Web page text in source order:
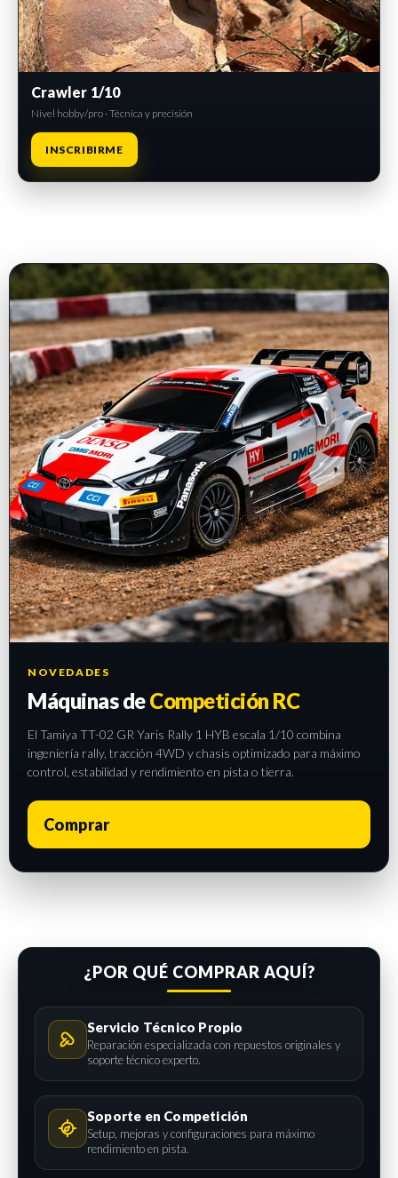
Crawler 1/10
Nivel hobby/pro · Técnica y precisión
INSCRIBIRME
NOVEDADES
Máquinas deCompetición RC
El Tamiya TT-02 GR Yaris Rally 1 HYB escala 1/10 combina
ingeniería rally, tracción 4WD y chasis optimizado para máximo
control, estabilidad y rendimiento en pista o tierra.
Comprar
¿POR QUÉ COMPRAR AQUÍ?
Servicio Técnico Propio
Reparación especializada con repuestos originales y
soporte técnico experto.
Soporte en Competición
Setup, mejoras y configuraciones para máximo
rendimiento en pista.